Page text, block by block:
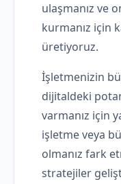
ulaşmanız ve
kurmanız için
üretiyoruz.
İşletmenizin
dijitaldeki
varmanız için
işletme veya
olmanız fark
stratejiler